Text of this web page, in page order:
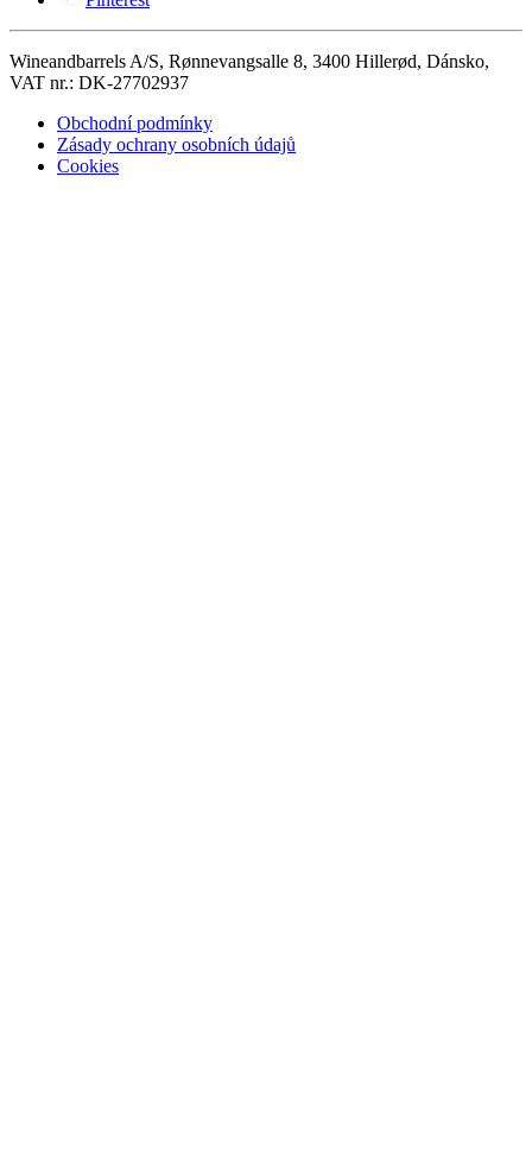
Wineandbarrels A/S, Rønnevangsalle 8, 3400 Hillerød, Dánsko,
VAT nr.: DK-27702937
Obchodní podmínky
Zásady ochrany osobních údajů
Cookies